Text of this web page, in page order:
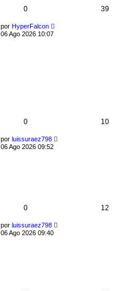
0 39
por HyperFalcon
06 Ago 2026 10:07
0 10
por luissuraez798
06 Ago 2026 09:52
0 12
por luissuraez798
06 Ago 2026 09:40